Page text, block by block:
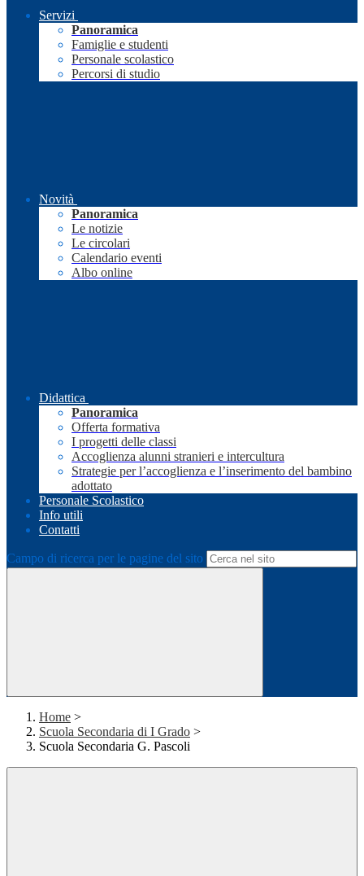
Servizi
Panoramica
Famiglie e studenti
Personale scolastico
Percorsi di studio
Novità
Panoramica
Le notizie
Le circolari
Calendario eventi
Albo online
Didattica
Panoramica
Offerta formativa
I progetti delle classi
Accoglienza alunni stranieri e intercultura
Strategie per l’accoglienza e l’inserimento del bambino
adottato
Personale Scolastico
Info utili
Contatti
Campo di ricerca per le pagine del sito
Home >
Scuola Secondaria di I Grado >
Scuola Secondaria G. Pascoli